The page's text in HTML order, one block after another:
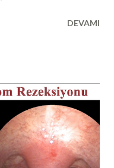
tamamen
Dış ortam
allerjenler
yakalanmaktadır.
etleri içerisinde
Dış kısmında
DEVAMI